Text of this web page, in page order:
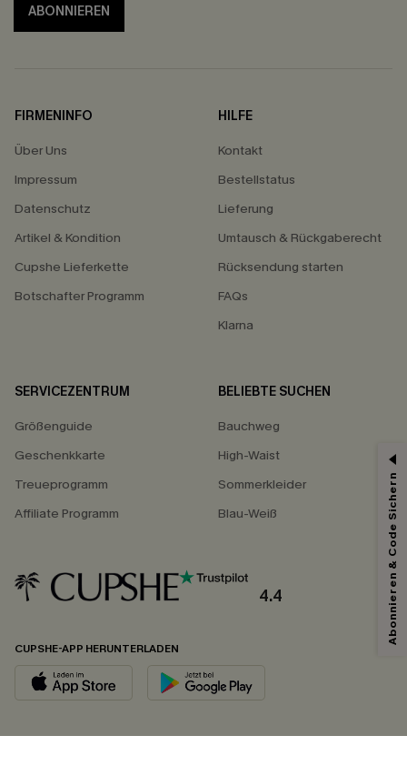
ABONNIEREN
FIRMENINFO
Über Uns
Impressum
Datenschutz
Artikel & Kondition
Cupshe Lieferkette
Botschafter Programm
HILFE
Kontakt
Bestellstatus
Lieferung
Umtausch & Rückgaberecht
Rücksendung starten
FAQs
Klarna
SERVICEZENTRUM
Größenguide
Geschenkkarte
Treueprogramm
Affiliate Programm
BELIEBTE SUCHEN
Bauchweg
High-Waist
Sommerkleider
Blau-Weiß
4.4
CUPSHE-APP HERUNTERLADEN
Abonnieren & Code Sichern